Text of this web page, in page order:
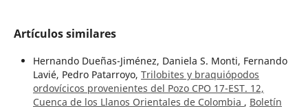
Artículos similares
Hernando Dueñas-Jiménez, Daniela S. Monti, Fernando
Lavié, Pedro Patarroyo, Trilobites y braquiópodos
ordovícicos provenientes del Pozo CPO 17-EST. 12,
Cuenca de los Llanos Orientales de Colombia , Boletín